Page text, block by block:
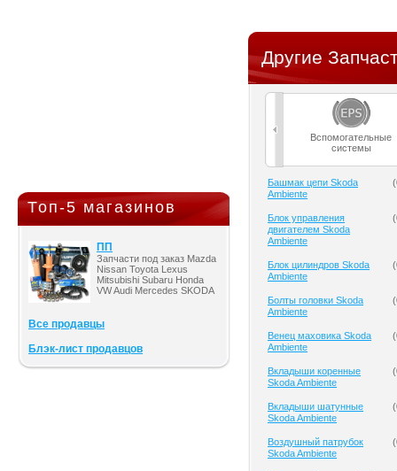
Топ-5 магазинов
ПП
Запчасти под заказ Mazda
Nissan Toyota Lexus
Mitsubishi Subaru Honda
VW Audi Mercedes SKODA
Все продавцы
Блэк-лист продавцов
Другие
Вспомогательные
системы
Башмак цепи Skoda
Ambiente
(
Блок управления
двигателем Skoda
Ambiente
(
Блок цилиндров Skoda
Ambiente
(
Болты головки Skoda
Ambiente
(
Венец маховика Skoda
Ambiente
(
Вкладыши коренные
Skoda Ambiente
(
Вкладыши шатунные
Skoda Ambiente
(
Воздушный патрубок
Skoda Ambiente
(